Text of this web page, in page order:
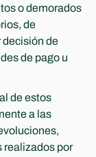
o demorados
de
decisión de
de pago u
de estos
a las
realizados por